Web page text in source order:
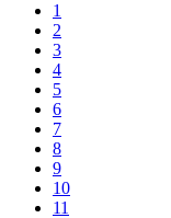
1
2
3
4
5
6
7
8
9
10
11